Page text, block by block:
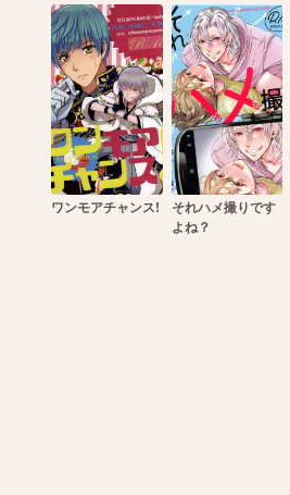
ワンモアチャンス!
それハメ撮りです
よね？